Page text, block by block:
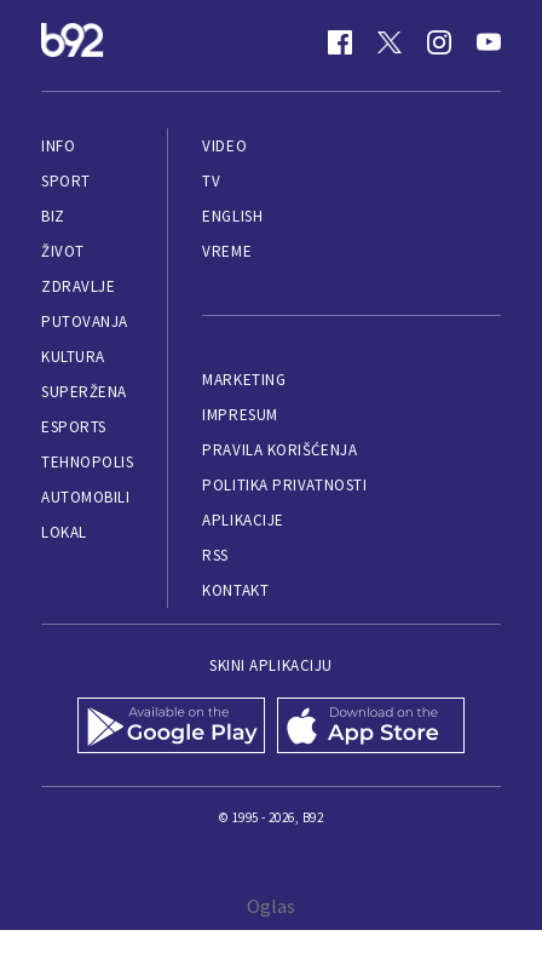
INFO
SPORT
BIZ
ŽIVOT
ZDRAVLJE
PUTOVANJA
KULTURA
SUPERŽENA
ESPORTS
TEHNOPOLIS
AUTOMOBILI
LOKAL
VIDEO
TV
ENGLISH
VREME
MARKETING
IMPRESUM
PRAVILA KORIŠĆENJA
POLITIKA PRIVATNOSTI
APLIKACIJE
RSS
KONTAKT
SKINI APLIKACIJU
© 1995 - 2026, B92